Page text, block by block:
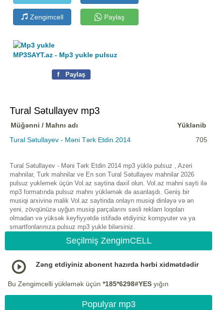
Zengimcell Paylaş
MP3SAYT.az - Mp3 yukle pulsuz
f Paylaş
Tural Sətullayev mp3
Müğənni / Mahnı adı
Yüklənib
Tural Sətullayev - Məni Tərk Etdin 2014
705
Tural Sətullayev - Məni Tərk Etdin 2014 mp3 yüklə pulsuz , Azeri
mahnilar, Turk mahnilar ve En son Tural Sətullayev mahnilar 2026
pulsuz yuklemek üçün Vol.az saytina daxil olun. Vol.az mahni sayti ilə
mp3 formatında pulsuz mahnı yükləmək də asanlaşdı. Geniş bir
musiqi arxivinə malik Vol.az saytinda onlayn musiqi dinləyə və ən
yeni, zövqünüzə uyğun musiqi parçalarını səsli reklam loqoları
olmadan və yüksək keyfiyyətdə istifadə etdiyiniz kompyuter və ya
smartfonlarınıza pulsuz mp3 yukle bilərsiniz.
Seçilmiş ZengimCELL
Zəng etdiyiniz abonent hazırda hərbi xidmətdədir
Bu Zengimcelli yükləmək üçün *185*6298#YES yığın
Populyar mp3